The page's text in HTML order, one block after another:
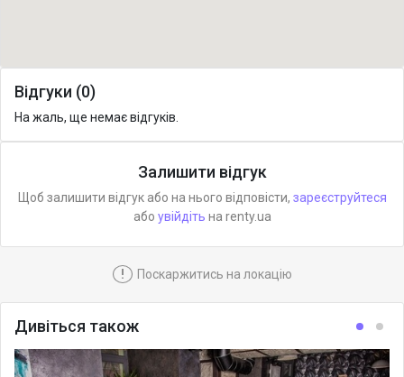
Відгуки (0)
На жаль, ще немає відгуків.
Залишити відгук
Щоб залишити відгук або на нього відповісти, зареєструйтеся
або увійдіть на renty.ua
! Поскаржитись на локацію
Дивіться також